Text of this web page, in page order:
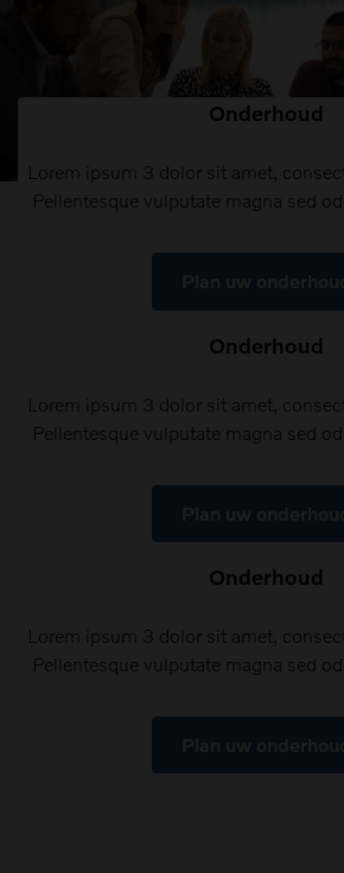
Onderhoud
Lorem ipsum 3 dolor sit amet,
Pellentesque vulputate magna sed
Plan uw
Onderhoud
Lorem ipsum 3 dolor sit amet,
Pellentesque vulputate magna sed
Plan uw
Onderhoud
Lorem ipsum 3 dolor sit amet,
Pellentesque vulputate magna sed
Plan uw